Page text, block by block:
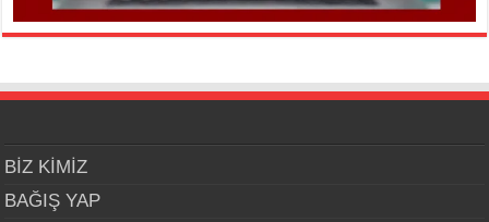
BİZ KİMİZ
BAĞIŞ YAP